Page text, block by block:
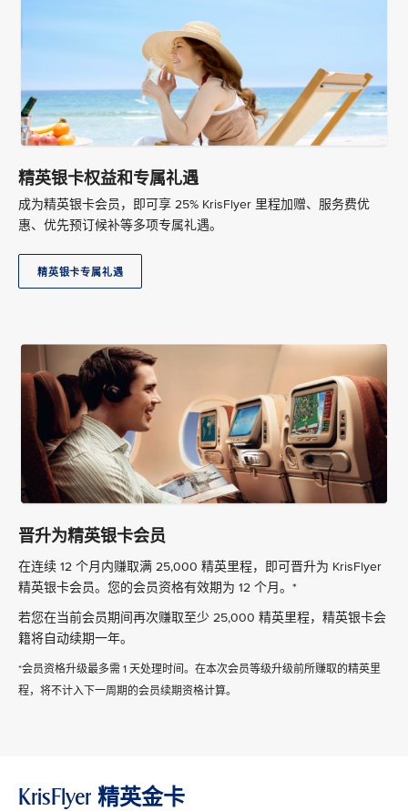
精英银卡权益和专属礼遇
成为精英银卡会员，即可享 25% KrisFlyer 里程加赠、服务费优
惠、优先预订候补等多项专属礼遇。
精英银卡专属礼遇
晋升为精英银卡会员
在连续 12 个月内赚取满 25,000 精英里程，即可晋升为 KrisFlyer
精英银卡会员。您的会员资格有效期为 12 个月。*
若您在当前会员期间再次赚取至少 25,000 精英里程，精英银卡会
籍将自动续期一年。
*会员资格升级最多需 1 天处理时间。在本次会员等级升级前所赚取的精英里
程，将不计入下一周期的会员续期资格计算。
KrisFlyer 精英金卡